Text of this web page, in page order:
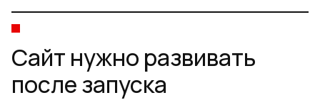
Сайт нужно развивать
после запуска